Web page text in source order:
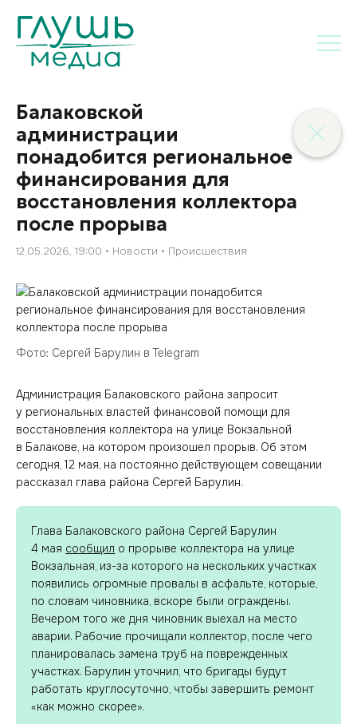
Балаковской
администрации
понадобится региональное
финансирования для
восстановления коллектора
после прорыва
12.05.2026, 19:00 Новости Происшествия
Фото: Сергей Барулин в Telegram
Администрация Балаковского района запросит
у региональных властей финансовой помощи для
восстановления коллектора на улице Вокзальной
в Балакове, на котором произошел прорыв. Об этом
сегодня, 12 мая, на постоянно действующем совещании
рассказал глава района Сергей Барулин.
Глава Балаковского района Сергей Барулин
4 мая сообщил о прорыве коллектора на улице
Вокзальная, из-за которого на нескольких участках
появились огромные провалы в асфальте, которые,
по словам чиновника, вскоре были ограждены.
Вечером того же дня чиновник выехал на место
аварии. Рабочие прочищали коллектор, после чего
планировалась замена труб на поврежденных
участках. Барулин уточнил, что бригады будут
работать круглосуточно, чтобы завершить ремонт
«как можно скорее».